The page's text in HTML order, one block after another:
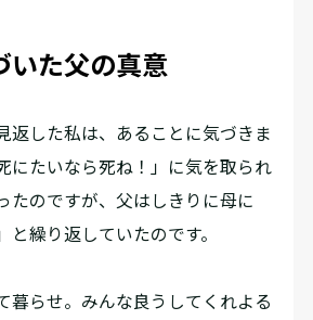
いた父の真意
返した私は、あることに気づきま
にたいなら死ね！」に気を取られ
たのですが、父はしきりに母に
と繰り返していたのです。
暮らせ。みんな良うしてくれよる